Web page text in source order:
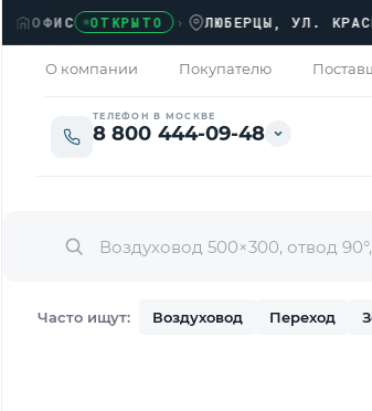
ОФИС ОТКРЫТО › ЛЮБЕРЦЫ, УЛ. КРАСНАЯ
О компании Покупателю
ТЕЛЕФОН В МОСКВЕ
8 800 444-09-48
Часто ищут: Воздуховод Переход